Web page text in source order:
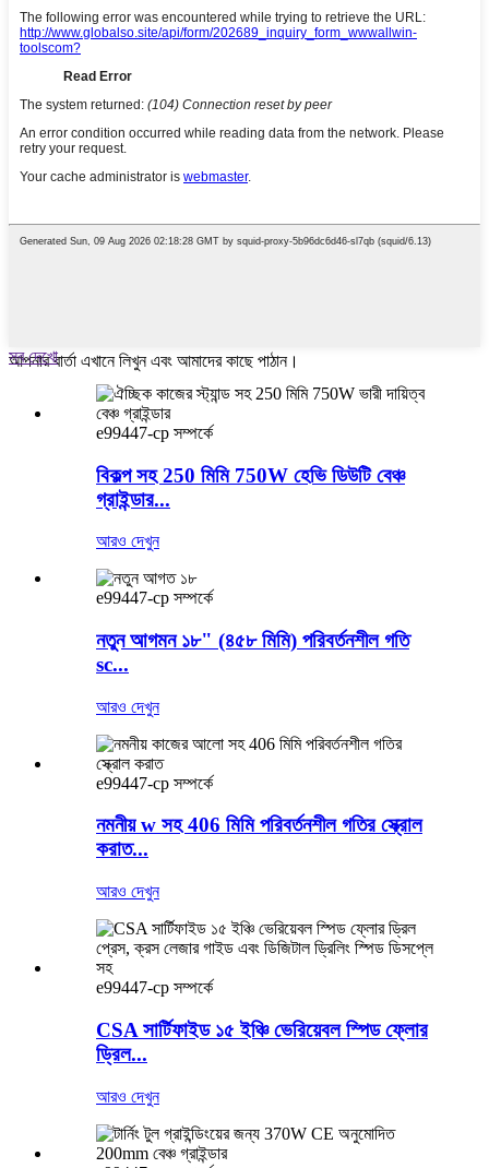
আপনার বার্তা এখানে লিখুন এবং আমাদের কাছে পাঠান।
সব দেখো
e99447-cp সম্পর্কে
বিকল্প সহ 250 মিমি 750W হেভি ডিউটি ​​বেঞ্চ
গ্রাইন্ডার...
আরও দেখুন
e99447-cp সম্পর্কে
নতুন আগমন ১৮" (৪৫৮ মিমি) পরিবর্তনশীল গতি
sc...
আরও দেখুন
e99447-cp সম্পর্কে
নমনীয় w সহ 406 মিমি পরিবর্তনশীল গতির স্ক্রোল
করাত...
আরও দেখুন
e99447-cp সম্পর্কে
CSA সার্টিফাইড ১৫ ইঞ্চি ভেরিয়েবল স্পিড ফ্লোর
ড্রিল...
আরও দেখুন